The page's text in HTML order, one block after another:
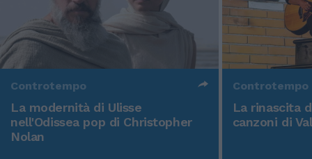
Controtempo
La modernità di Ulisse
nell'Odissea pop di Christopher
Nolan
Controtempo
La rinascita
canzoni di